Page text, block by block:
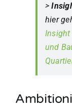
>
hier
Insight
und